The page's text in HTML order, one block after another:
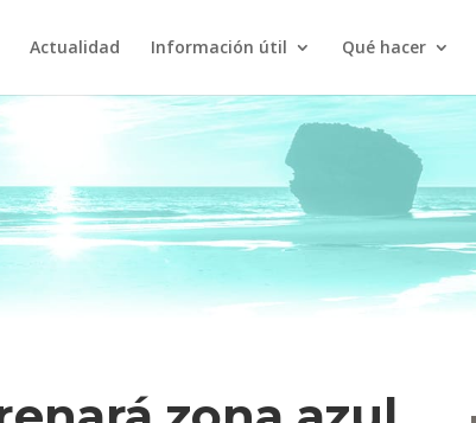
Actualidad Información útil Qué hacer